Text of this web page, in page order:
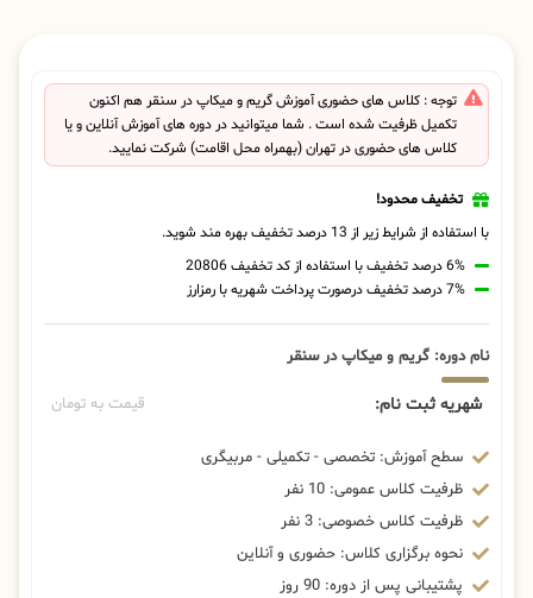
توجه : کلاس های حضوری آموزش گریم و میکاپ در سنقر هم اکنون
تکمیل ظرفیت شده است . شما میتوانید در دوره های آموزش آنلاین و یا
کلاس های حضوری در تهران (بهمراه محل اقامت) شرکت نمایید.
تخفیف محدود!
با استفاده از شرایط زیر از 13 درصد تخفیف بهره مند شوید.
6% درصد تخفیف با استفاده از کد تخفیف 20806
7% درصد تخفیف درصورت پرداخت شهریه با رمزارز
نام دوره: گریم و میکاپ در سنقر
شهریه ثبت نام: قیمت به تومان
سطح آموزش: تخصصی - تکمیلی - مربیگری
ظرفیت کلاس عمومی: 10 نفر
ظرفیت کلاس خصوصی: 3 نفر
نحوه برگزاری کلاس: حضوری و آنلاین
پشتیبانی پس از دوره: 90 روز